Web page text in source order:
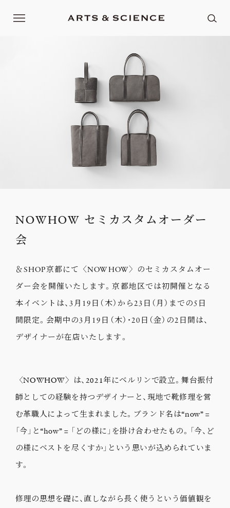
NOWHOW セミカスタムオーダー
会
＆SHOP京都にて〈NOWHOW〉のセミカスタムオー
ダー会を開催いたします。京都地区では初開催となる
本イベントは、3月19日（木）から23日（月）までの5日
間限定。会期中の3月19日（木）・20日（金）の2日間は、
デザイナーが在店いたします。
〈NOWHOW〉は、2021年にベルリンで設立。舞台振付
師としての経験を持つデザイナーと、現地で靴修理を営
む革職人によって生まれました。ブランド名は“now” =
「今」と“how” = 「どの様に」を掛け合わせたもの。「今、ど
の様にベストを尽くすか」という思いが込められていま
す。
修理の思想を礎に、直しながら長く使うという価値観を